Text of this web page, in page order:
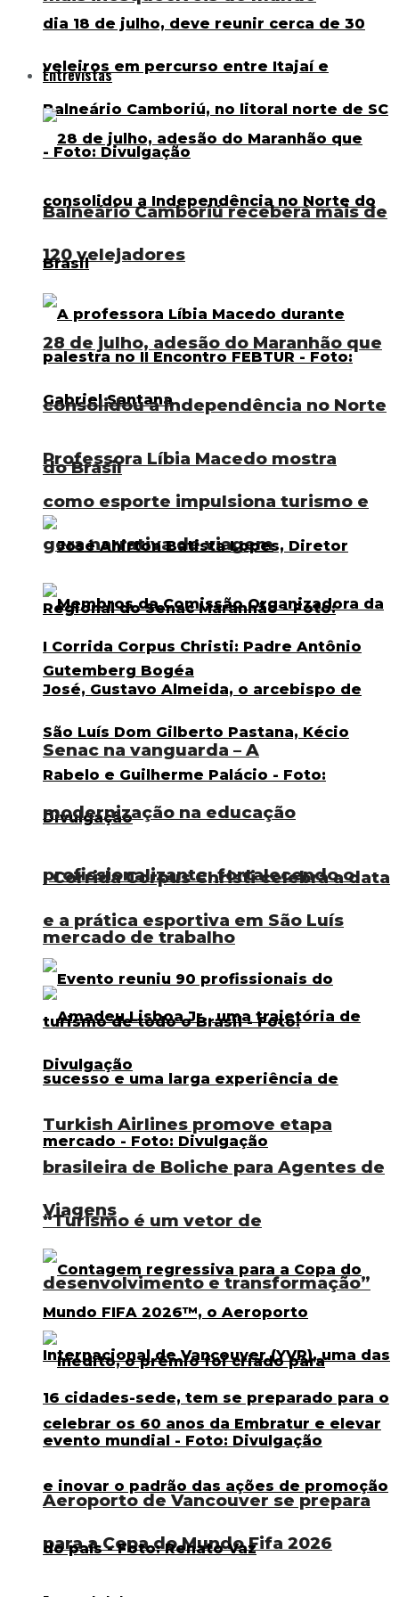
Balneário Camboriú receberá mais de
120 velejadores
Professora Líbia Macedo mostra
como esporte impulsiona turismo e
gera narrativa de viagem
I Corrida Corpus Christi celebra a data
e a prática esportiva em São Luís
Turkish Airlines promove etapa
brasileira de Boliche para Agentes de
Viagens
Aeroporto de Vancouver se prepara
para a Copa do Mundo Fifa 2026
Entrevistas
28 de julho, adesão do Maranhão que
consolidou a Independência no Norte
do Brasil
Senac na vanguarda – A
modernização na educação
profissionalizante, fortalecendo o
mercado de trabalho
“Turismo é um vetor de
desenvolvimento e transformação”